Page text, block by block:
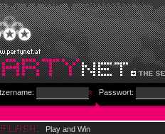
Passwort:
Play and Win